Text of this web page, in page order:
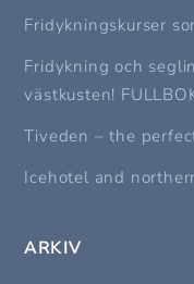
Fridykningskurser
Fridykning och
västkusten!
Tiveden – the
Icehotel and
ARKIV